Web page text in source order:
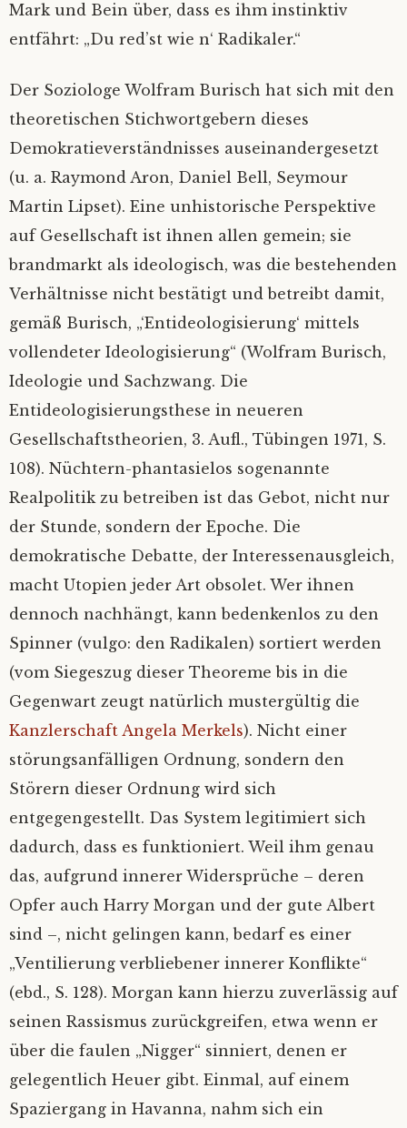
Mark und Bein über, dass es ihm instinktiv
entfährt: „Du red’st wie n‘ Radikaler.“
Der Soziologe Wolfram Burisch hat sich mit den
theoretischen Stichwortgebern dieses
Demokratieverständnisses auseinandergesetzt
(u. a. Raymond Aron, Daniel Bell, Seymour
Martin Lipset). Eine unhistorische Perspektive
auf Gesellschaft ist ihnen allen gemein; sie
brandmarkt als ideologisch, was die bestehenden
Verhältnisse nicht bestätigt und betreibt damit,
gemäß Burisch, „‘Entideologisierung‘ mittels
vollendeter Ideologisierung“ (Wolfram Burisch,
Ideologie und Sachzwang. Die
Entideologisierungsthese in neueren
Gesellschaftstheorien, 3. Aufl., Tübingen 1971, S.
108). Nüchtern-phantasielos sogenannte
Realpolitik zu betreiben ist das Gebot, nicht nur
der Stunde, sondern der Epoche. Die
demokratische Debatte, der Interessenausgleich,
macht Utopien jeder Art obsolet. Wer ihnen
dennoch nachhängt, kann bedenkenlos zu den
Spinner (vulgo: den Radikalen) sortiert werden
(vom Siegeszug dieser Theoreme bis in die
Gegenwart zeugt natürlich mustergültig die
Kanzlerschaft Angela Merkels). Nicht einer
störungsanfälligen Ordnung, sondern den
Störern dieser Ordnung wird sich
entgegengestellt. Das System legitimiert sich
dadurch, dass es funktioniert. Weil ihm genau
das, aufgrund innerer Widersprüche – deren
Opfer auch Harry Morgan und der gute Albert
sind –, nicht gelingen kann, bedarf es einer
„Ventilierung verbliebener innerer Konflikte“
(ebd., S. 128). Morgan kann hierzu zuverlässig auf
seinen Rassismus zurückgreifen, etwa wenn er
über die faulen „Nigger“ sinniert, denen er
gelegentlich Heuer gibt. Einmal, auf einem
Spaziergang in Havanna, nahm sich ein